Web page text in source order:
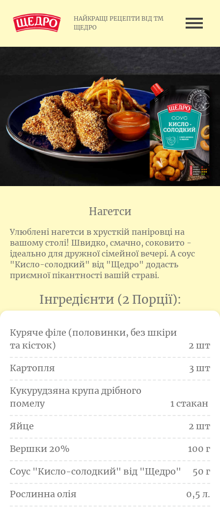
НАЙКРАЩІ РЕЦЕПТИ ВІД ТМ
ЩЕДРО
Нагетси
Улюблені нагетси в хрусткій паніровці на
вашому столі! Швидко, смачно, соковито -
ідеально для дружної сімейної вечері. А соус
"Кисло-солодкий" від "Щедро" додасть
приємної пікантності вашій страві.
Інгредієнти (2 Порції):
Куряче філе (половинки, без шкіри
та кісток)
2 шт
Картопля
3 шт
Кукурудзяна крупа дрібного
помелу
1 стакан
Яйце
2 шт
Вершки 20%
100 г
Соус "Кисло-солодкий" від "Щедро"
50 г
Рослинна олія
0,5 л.